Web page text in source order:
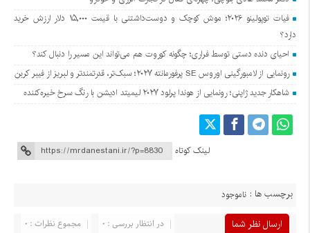
فیات توپولینو ۲۰۲۶؛ موش کوچک و دوست‌داشتنی با قیمت ۱۵,۰۰۰ دلار ارزش خرید
دارد؟
احیای دنده دستی توسط فراری؛ چگونه کوروت هم می‌تواند این مسیر را دنبال کند؟
رونمایی از لامبورگینی اوروس SE پرفورمانته ۲۰۲۷؛ سبک‌تر، قدرتمندتر و لبریز از فیبر کربن
شاهکار جدید ژاپنی؛ رونمایی از هوندا پرلود ۲۰۲۷ لیمیتد ادیشن با رنگ سرخ خیره‌کننده
لینک کوتاه
برچسب ها : ناموجود
ارسال نظر شما مجموع نظرات : 0
در انتظار بررسی : 0